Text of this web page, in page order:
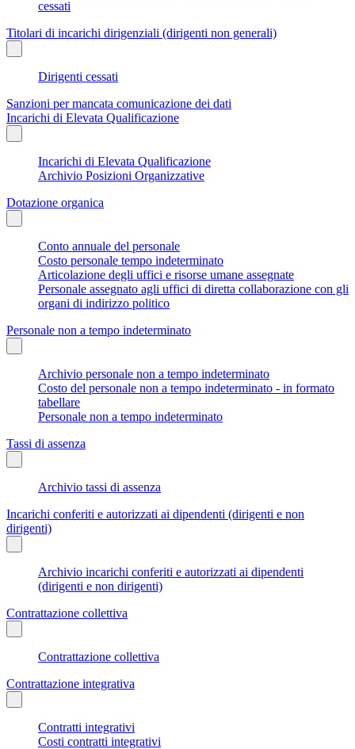
cessati
Titolari di incarichi dirigenziali (dirigenti non generali)
Dirigenti cessati
Sanzioni per mancata comunicazione dei dati
Incarichi di Elevata Qualificazione
Incarichi di Elevata Qualificazione
Archivio Posizioni Organizzative
Dotazione organica
Conto annuale del personale
Costo personale tempo indeterminato
Articolazione degli uffici e risorse umane assegnate
Personale assegnato agli uffici di diretta collaborazione con gli
organi di indirizzo politico
Personale non a tempo indeterminato
Archivio personale non a tempo indeterminato
Costo del personale non a tempo indeterminato - in formato
tabellare
Personale non a tempo indeterminato
Tassi di assenza
Archivio tassi di assenza
Incarichi conferiti e autorizzati ai dipendenti (dirigenti e non
dirigenti)
Archivio incarichi conferiti e autorizzati ai dipendenti
(dirigenti e non dirigenti)
Contrattazione collettiva
Contrattazione collettiva
Contrattazione integrativa
Contratti integrativi
Costi contratti integrativi